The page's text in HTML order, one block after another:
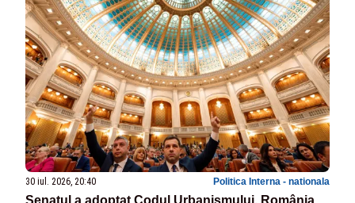
30 iul. 2026, 20:40 Politica Interna - nationala
Senatul a adoptat Codul Urbanismului. România